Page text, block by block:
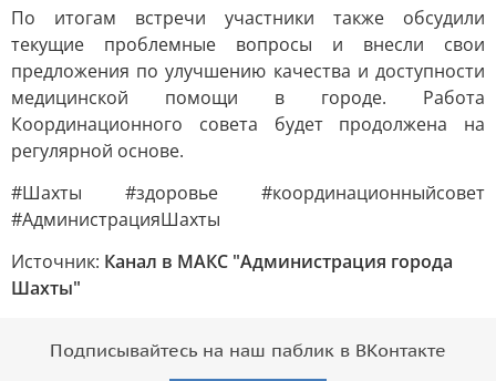
По итогам встречи участники также обсудили
текущие проблемные вопросы и внесли свои
предложения по улучшению качества и доступности
медицинской помощи в городе. Работа
Координационного совета будет продолжена на
регулярной основе.
#Шахты #здоровье #координационныйсовет
#АдминистрацияШахты
Источник: Канал в МАКС "Администрация города
Шахты"
Подписывайтесь на наш паблик в ВКонтакте